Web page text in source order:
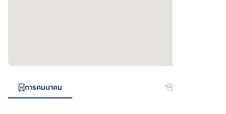
การคมนาคม